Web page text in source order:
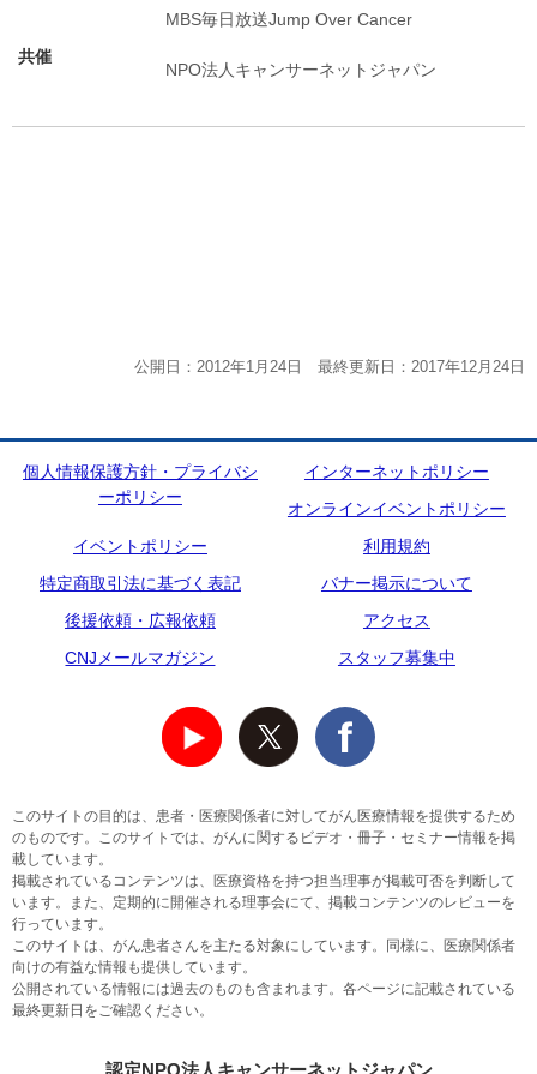
共催
MBS毎日放送Jump Over Cancer
NPO法人キャンサーネットジャパン
公開日：2012年1月24日 最終更新日：2017年12月24日
個人情報保護方針・プライバシ
ーポリシー
インターネットポリシー
オンラインイベントポリシー
イベントポリシー
利用規約
特定商取引法に基づく表記
バナー掲示について
後援依頼・広報依頼
アクセス
CNJメールマガジン
スタッフ募集中
このサイトの目的は、患者・医療関係者に対してがん医療情報を提供するため
のものです。このサイトでは、がんに関するビデオ・冊子・セミナー情報を掲
載しています。
掲載されているコンテンツは、医療資格を持つ担当理事が掲載可否を判断して
います。また、定期的に開催される理事会にて、掲載コンテンツのレビューを
行っています。
このサイトは、がん患者さんを主たる対象にしています。同様に、医療関係者
向けの有益な情報も提供しています。
公開されている情報には過去のものも含まれます。各ページに記載されている
最終更新日をご確認ください。
認定NPO法人キャンサーネットジャパン